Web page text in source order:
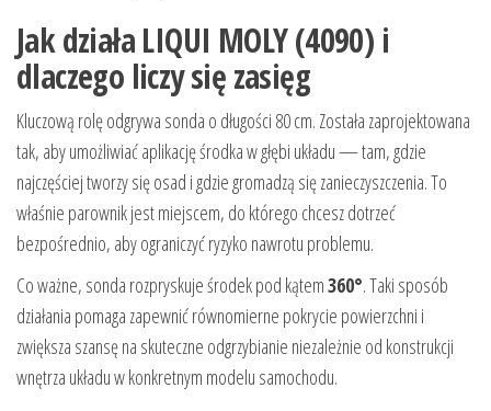
Jak działa LIQUI MOLY (4090) i
dlaczego liczy się zasięg
Kluczową rolę odgrywa sonda o długości 80 cm. Została zaprojektowana
tak, aby umożliwiać aplikację środka w głębi układu — tam, gdzie
najczęściej tworzy się osad i gdzie gromadzą się zanieczyszczenia. To
właśnie parownik jest miejscem, do którego chcesz dotrzeć
bezpośrednio, aby ograniczyć ryzyko nawrotu problemu.
Co ważne, sonda rozpryskuje środek pod kątem360°. Taki sposób
działania pomaga zapewnić równomierne pokrycie powierzchni i
zwiększa szansę na skuteczne odgrzybianie niezależnie od konstrukcji
wnętrza układu w konkretnym modelu samochodu.